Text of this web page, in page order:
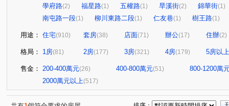
學府路(2) 福星路(1) 五權路(1) 旱溪街(2) 錦華街(1)
南屯路一段(1) 柳川東路二段(1) 仁友巷(1) 樹王路(1)
用途： 住宅(910) 套房(38) 店面(71) 辦公(17) 住辦(2)
格局： 1房(81) 2房(177) 3房(321) 4房(179) 5房以上
售金： 200-400萬元(26) 400-800萬元(51)
800-1200萬
2000萬元以上(517)